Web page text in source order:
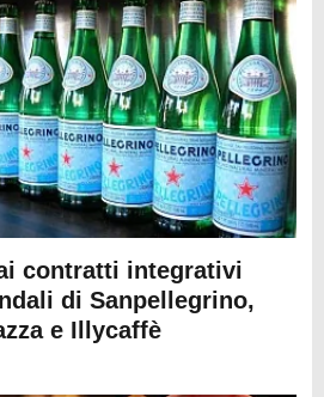
contratti integrativi
di Sanpellegrino,
e Illycaffè